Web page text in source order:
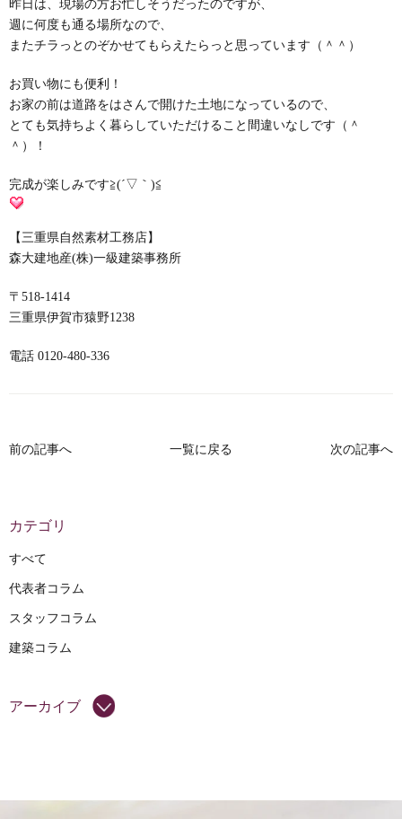
昨日は、現場の方お忙しそうだったのですが、
週に何度も通る場所なので、
またチラっとのぞかせてもらえたらっと思っています（＾＾）
お買い物にも便利！
お家の前は道路をはさんで開けた土地になっているので、
とても気持ちよく暮らしていただけること間違いなしです（＾
＾）！
完成が楽しみです≧(´▽｀)≦
【三重県自然素材工務店】
森大建地産(株)一級建築事務所
〒518-1414
三重県伊賀市猿野1238
電話 0120-480-336
前の記事へ 一覧に戻る 次の記事へ
カテゴリ
すべて
代表者コラム
スタッフコラム
建築コラム
アーカイブ